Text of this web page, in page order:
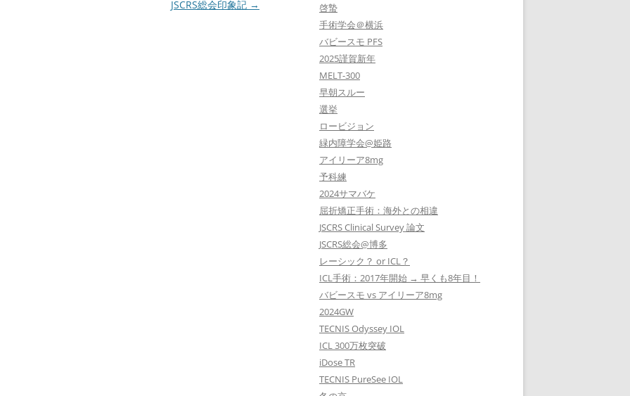
JSCRS総会印象記 →
啓蟄
手術学会＠横浜
バビースモ PFS
2025謹賀新年
MELT-300
早朝スルー
選挙
ロービジョン
緑内障学会@姫路
アイリーア8mg
予科練
2024サマバケ
屈折矯正手術：海外との相違
JSCRS Clinical Survey 論文
JSCRS総会@博多
レーシック？ or ICL？
ICL手術：2017年開始 → 早くも8年目！
バビースモ vs アイリーア8mg
2024GW
TECNIS Odyssey IOL
ICL 300万枚突破
iDose TR
TECNIS PureSee IOL